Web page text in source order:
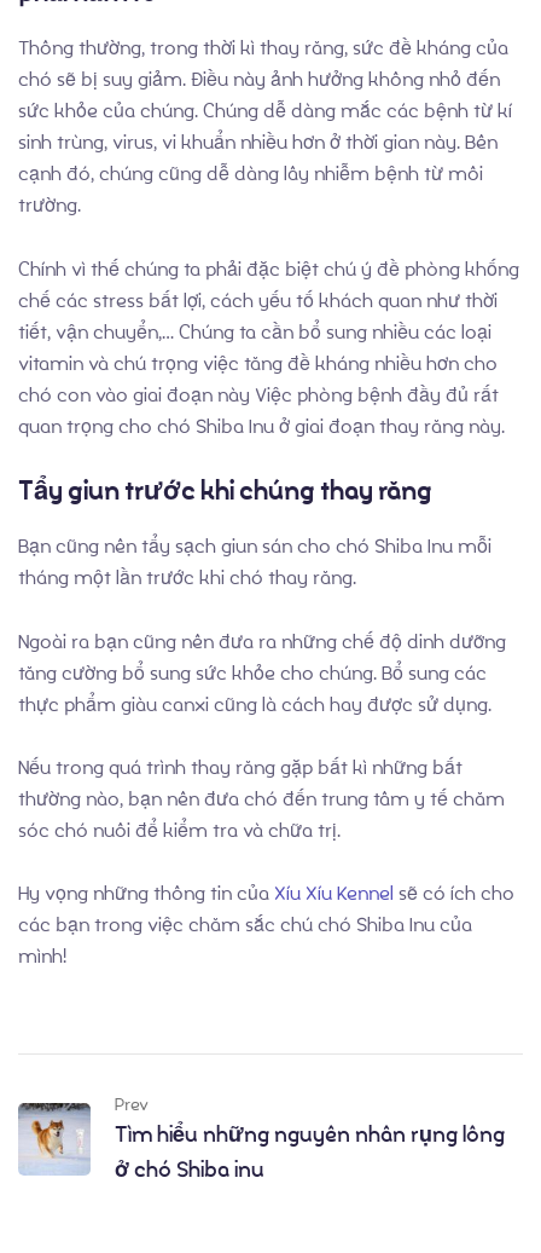
Liên Hệ
Thông thường, trong thời kì thay răng, sức đề kháng của
chó sẽ bị suy giảm. Điều này ảnh hưởng không nhỏ đến
sức khỏe của chúng. Chúng dễ dàng mắc các bệnh từ kí
sinh trùng, virus, vi khuẩn nhiều hơn ở thời gian này. Bên
cạnh đó, chúng cũng dễ dàng lây nhiễm bệnh từ môi
trường.
Chính vì thế chúng ta phải đặc biệt chú ý đề phòng khống
chế các stress bất lợi, cách yếu tố khách quan như thời
tiết, vận chuyển,… Chúng ta cần bổ sung nhiều các loại
vitamin và chú trọng việc tăng đề kháng nhiều hơn cho
chó con vào giai đoạn này Việc phòng bệnh đầy đủ rất
quan trọng cho chó Shiba Inu ở giai đoạn thay răng này.
Tẩy giun trước khi chúng thay răng
Bạn cũng nên tẩy sạch giun sán cho chó Shiba Inu mỗi
tháng một lần trước khi chó thay răng.
Ngoài ra bạn cũng nên đưa ra những chế độ dinh dưỡng
tăng cường bổ sung sức khỏe cho chúng. Bổ sung các
thực phẩm giàu canxi cũng là cách hay được sử dụng.
Nếu trong quá trình thay răng gặp bất kì những bất
thường nào, bạn nên đưa chó đến trung tâm y tế chăm
sóc chó nuôi để kiểm tra và chữa trị.
Hy vọng những thông tin của Xíu Xíu Kennel sẽ có ích cho
các bạn trong việc chăm sắc chú chó Shiba Inu của
mình!
Prev
Tìm hiểu những nguyên nhân rụng lông
ở chó Shiba inu